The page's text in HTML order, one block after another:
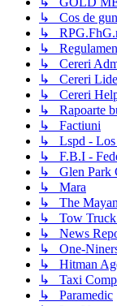
↳ Cos de
↳
↳
↳ Cereri
↳ Cereri
↳ Cereri
↳ Rapoarte
↳ Factiuni
↳ Lspd - Los
↳ F.B.I -
↳ Glen Park
↳ Mara
↳ The
↳ Tow Truck
↳ News
↳ One-
↳ Hitman
↳ Taxi
↳ Paramedic